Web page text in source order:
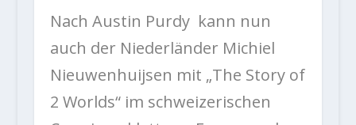
Nach Austin Purdy kann nun
auch der Niederländer Michiel
Nieuwenhuijsen mit „The Story of
2 Worlds“ im schweizerischen